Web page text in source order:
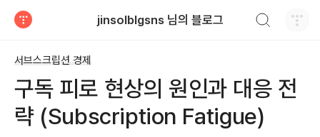
jinsolblgsns 님의 블로그
서브스크립션 경제
구독 피로 현상의 원인과 대응 전
략 (Subscription Fatigue)